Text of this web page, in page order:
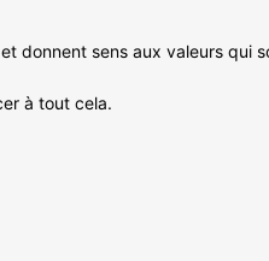
donnent sens aux valeurs qui
à tout cela.